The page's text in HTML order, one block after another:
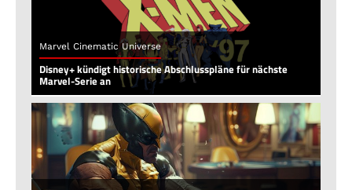
Marvel Cinematic Universe
Disney+ kündigt historische Abschlusspläne für nächste
Marvel-Serie an